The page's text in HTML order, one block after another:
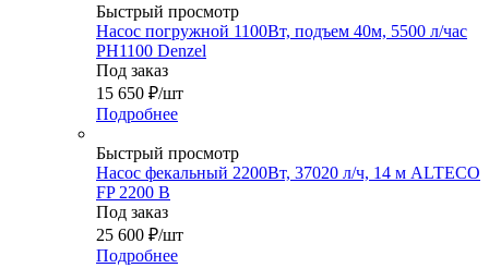
Быстрый просмотр
Насос погружной 1100Вт, подъем 40м, 5500 л/час
PH1100 Denzel
Под заказ
15 650 ₽/шт
Подробнее
Быстрый просмотр
Насос фекальный 2200Вт, 37020 л/ч, 14 м ALTECO
FP 2200 B
Под заказ
25 600 ₽/шт
Подробнее